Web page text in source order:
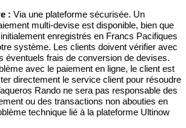
: Via une plateforme sécurisée. Un
multi-devise est disponible, bien que
enregistrés en Francs Pacifiques
système. Les clients doivent vérifier avec
éventuels frais de conversion de devises.
avec le paiement en ligne, le client est
directement le service client pour résoudre
Rando ne sera pas responsable des
ou des transactions non abouties en
technique lié à la plateforme Ultinow